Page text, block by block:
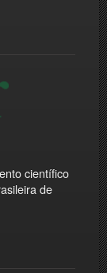
científico
de